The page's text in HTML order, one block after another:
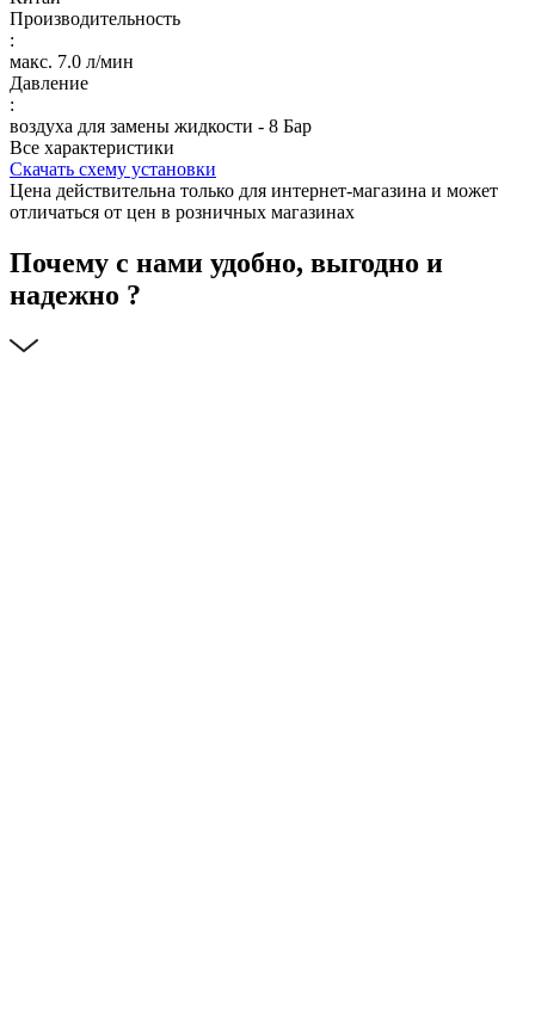
Производительность
:
макс. 7.0 л/мин
Давление
:
воздуха для замены жидкости - 8 Бар
Все характеристики
Скачать схему установки
Цена действительна только для интернет-магазина и может
отличаться от цен в розничных магазинах
Почему с нами удобно, выгодно и
надежно ?